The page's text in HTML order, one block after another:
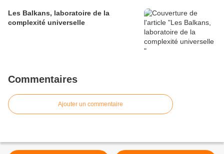
Les Balkans, laboratoire de la
complexité universelle
Commentaires
Ajouter un commentaire